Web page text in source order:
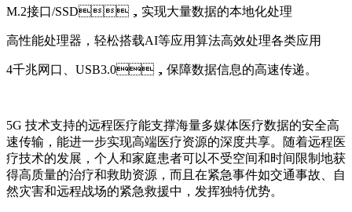
M.2接口/SSD，实现大量数据的本地化处理
高性能处理器，轻松搭载AI等应用算法高效处理各类应用
4千兆网口、USB3.0，保障数据信息的高速传递。
5G 技术支持的远程医疗能支撑海量多媒体医疗数据的安全高
速传输，能进一步实现高端医疗资源的深度共享。随着远程医
疗技术的发展，个人和家庭患者可以不受空间和时间限制地获
得高质量的治疗和救助资源，而且在紧急事件如交通事故、自
然灾害和远程战场的紧急救援中，发挥独特优势。